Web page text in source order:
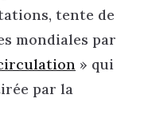
tente de
mondiales par
» qui
par la